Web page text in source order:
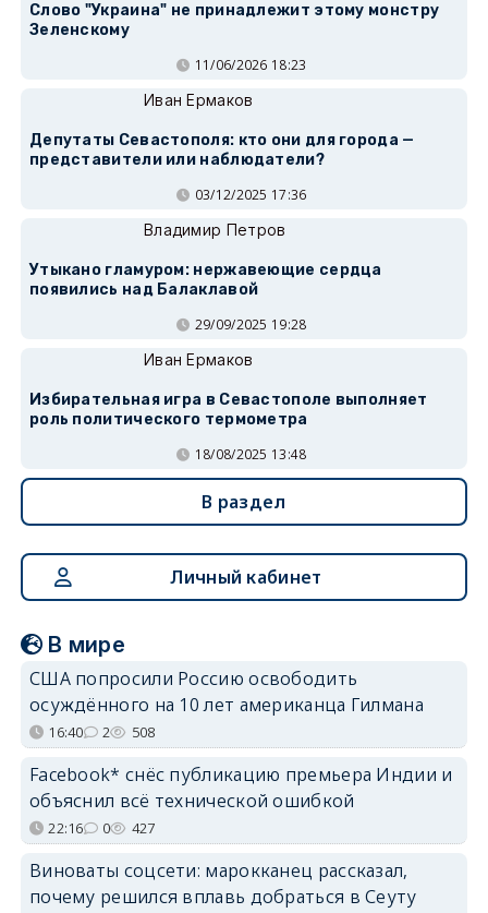
Слово "Украина" не принадлежит этому монстру
Зеленскому
11/06/2026 18:23
Иван Ермаков
Депутаты Севастополя: кто они для города —
представители или наблюдатели?
03/12/2025 17:36
Владимир Петров
Утыкано гламуром: нержавеющие сердца
появились над Балаклавой
29/09/2025 19:28
Иван Ермаков
Избирательная игра в Севастополе выполняет
роль политического термометра
18/08/2025 13:48
В раздел
Личный кабинет
В мире
США попросили Россию освободить
осуждённого на 10 лет американца Гилмана
16:40 2 508
Facebook* снёс публикацию премьера Индии и
объяснил всё технической ошибкой
22:16 0 427
Виноваты соцсети: марокканец рассказал,
почему решился вплавь добраться в Сеуту